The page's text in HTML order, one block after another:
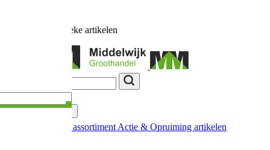
unieke artikelen
Nieuw in ons assortiment Actie & Opruiming artikelen